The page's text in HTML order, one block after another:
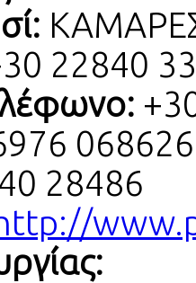
22840
068626
28486